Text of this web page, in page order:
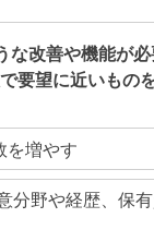
な改善や機能が
要望に近いもの
を増やす
分野や経歴、保